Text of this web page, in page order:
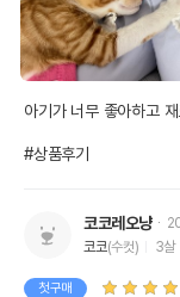
아기가 너무 좋아하고
#상품후기
코코레오냥
코코(수컷) 3살
첫구매